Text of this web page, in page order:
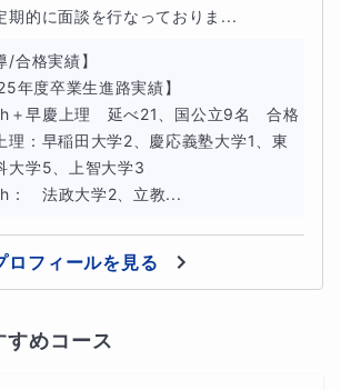
期的に面談を行なっておりま...
/合格実績】
年度卒業生進路実績】
＋早慶上理　延べ21、国公立9名　合格
理：早稲田大学2、慶応義塾大学1、東
大学5、上智大学3
：　法政大学2、立教...
ロフィールを見る
すめコース